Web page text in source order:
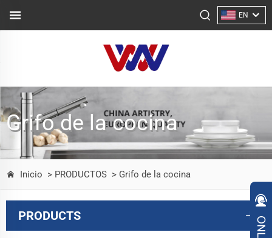
EN
Grifo de la cocina
Inicio > PRODUCTOS > Grifo de la cocina
PRODUCTS